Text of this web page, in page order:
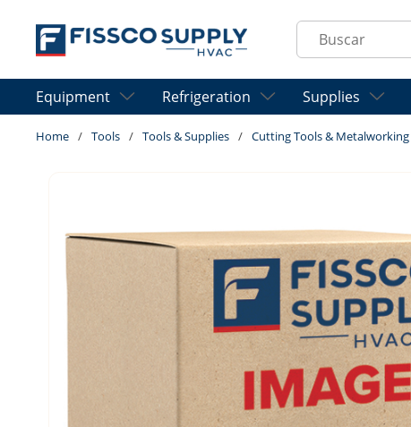
Skip to main content
Site Search
Equipment Refrigeration Supplies
Home / Tools / Tools & Supplies / Cutting Tools & Metalworking